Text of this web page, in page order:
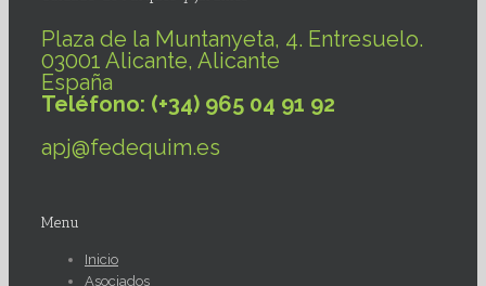
Plaza de la Muntanyeta, 4. Entresuelo.
03001 Alicante, Alicante
España
Teléfono: (+34) 965 04 91 92
apj@fedequim.es
Menu
Inicio
Asociados